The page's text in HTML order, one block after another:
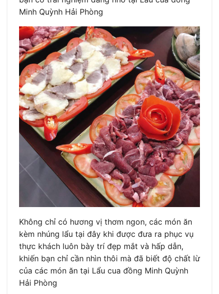
Minh Quỳnh Hải Phòng
Không chỉ có hương vị thơm ngon, các món ăn
kèm nhúng lẩu tại đây khi được đưa ra phục vụ
thực khách luôn bày trí đẹp mắt và hấp dẫn,
khiến bạn chỉ cần nhìn thôi mà đã biết độ chất lừ
của các món ăn tại Lẩu cua đồng Minh Quỳnh
Hải Phòng